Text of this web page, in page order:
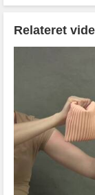
Relateret